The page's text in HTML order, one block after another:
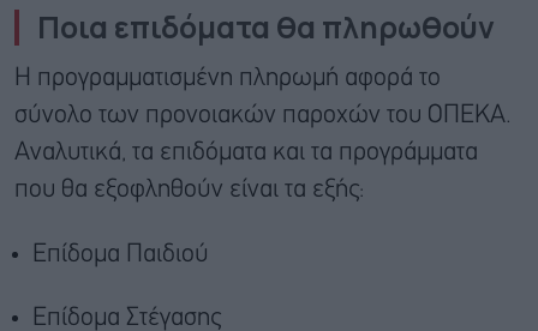
Ποια επιδόματα θα πληρωθούν
Η προγραμματισμένη πληρωμή αφορά το
σύνολο των προνοιακών παροχών του ΟΠΕΚΑ.
Αναλυτικά, τα επιδόματα και τα προγράμματα
που θα εξοφληθούν είναι τα εξής:
Επίδομα Παιδιού
Επίδομα Στέγασης